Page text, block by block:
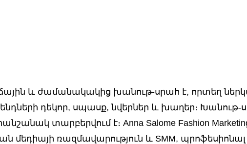
և ժամանակակից խանութ-սրահ է, որտեղ
դեկոր, սպասք, նվերներ և խաղեր։ Խանութ-
տարբերվում է։ Anna Salome Fashion
մեդիայի ռազմավարություն և SMM,